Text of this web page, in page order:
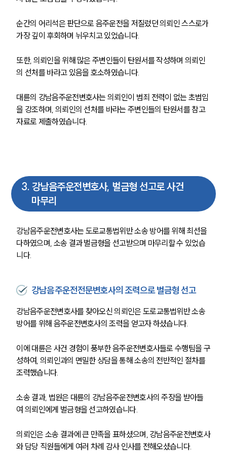
팀소개
대륜의 강점
오시는 길
글로벌 파트너 로펌
고객의 소리
순간의 어리석은 판단으로 음주운전을 저질렀던 의뢰인 스스로가
가장 깊이 후회하며 뉘우치고 있었습니다.
또한, 의뢰인을 위해 많은 주변인들이 탄원서를 작성하며 의뢰인
의 선처를 바라고 있음을 호소하였습니다.
대륜의 강남음주운전변호사는 의뢰인이 범죄 전력이 없는 초범임
을 강조하며, 의뢰인의 선처를 바라는 주변인들의 탄원서를 참고
자료로 제출하였습니다.
3. 강남음주운전변호사, 벌금형 선고로 사건
마무리
강남음주운전변호사는 도로교통법위반 소송 방어를 위해 최선을
다하였으며, 소송 결과 벌금형을 선고받으며 마무리할 수 있었습
니다.
강남음주운전전문변호사의 조력으로 벌금형 선고
강남음주운전변호사를 찾아오신 의뢰인은 도로교통법위반 소송
방어를 위해 음주운전변호사의 조력을 얻고자 하셨습니다.
이에 대륜은 사건 경험이 풍부한 음주운전변호사들로 수행팀을 구
성하여, 의뢰인과의 면밀한 상담을 통해 소송의 전반적인 절차를
조력했습니다.
소송 결과, 법원은 대륜의 강남음주운전변호사의 주장을 받아들
여 의뢰인에게 벌금형을 선고하였습니다.
의뢰인은 소송 결과에 큰 만족을 표하셨으며, 강남음주운전변호사
와 담당 직원들에게 여러 차례 감사 인사를 전해오셨습니다.